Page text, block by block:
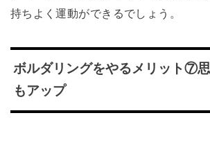
持ちよく運動ができるでしょう。
ボルダリングをやるメリット⑦
もアップ